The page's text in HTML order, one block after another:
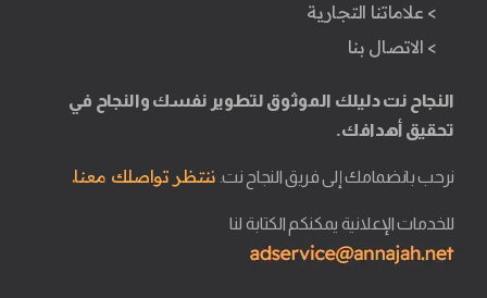
> علاماتنا التجارية
> الاتصال بنا
النجاح نت دليلك الموثوق لتطوير نفسك والنجاح في
تحقيق أهدافك.
نرحب بانضمامك إلى فريق النجاح نت. ننتظر تواصلك معنا.
للخدمات الإعلانية يمكنكم الكتابة لنا